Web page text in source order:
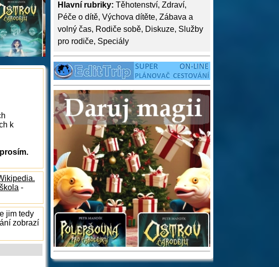
Hlavní rubriky: Těhotenství, Zdraví,
Péče o dítě, Výchova dítěte, Zábava a
volný čas, Rodiče sobě, Diskuze, Služby
pro rodiče, Speciály
k
-
jim tedy
zobrazí